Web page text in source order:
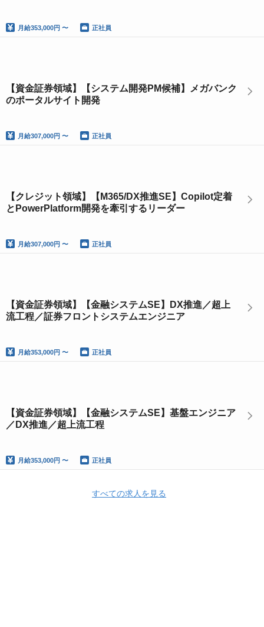
月給353,000円 〜 正社員
【資金証券領域】【システム開発PM候補】メガバンク
のポータルサイト開発
月給307,000円 〜 正社員
【クレジット領域】【M365/DX推進SE】Copilot定着
とPowerPlatform開発を牽引するリーダー
月給307,000円 〜 正社員
【資金証券領域】【金融システムSE】DX推進／超上
流工程／証券フロントシステムエンジニア
月給353,000円 〜 正社員
【資金証券領域】【金融システムSE】基盤エンジニア
／DX推進／超上流工程
月給353,000円 〜 正社員
すべての求人を見る